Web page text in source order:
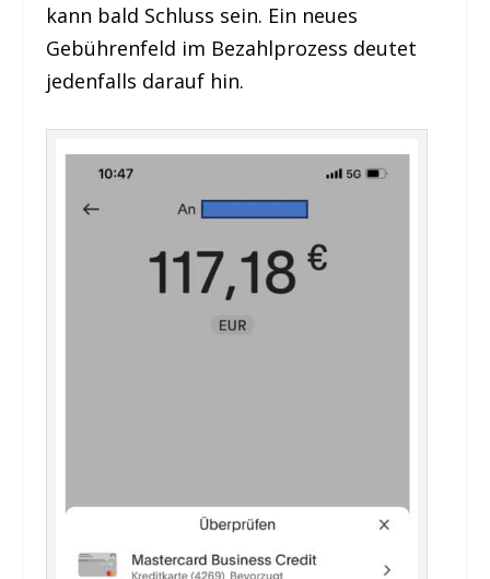
kann bald Schluss sein. Ein neues
Gebührenfeld im Bezahlprozess deutet
jedenfalls darauf hin.